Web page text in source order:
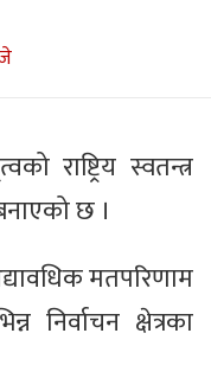
राष्ट्रिय स्वतन्त्र
छ ।
मतपरिणाम
निर्वाचन क्षेत्रका